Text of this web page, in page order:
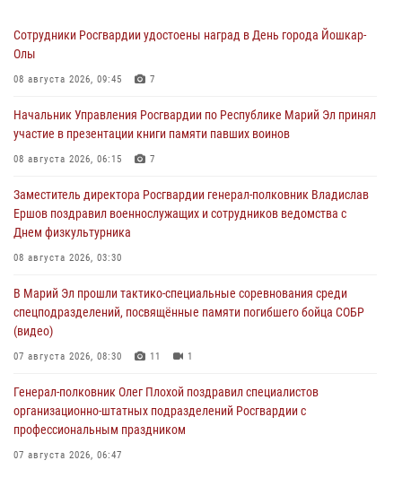
Сотрудники Росгвардии удостоены наград в День города Йошкар-
Олы
08 августа 2026, 09:45 7
Начальник Управления Росгвардии по Республике Марий Эл принял
участие в презентации книги памяти павших воинов
08 августа 2026, 06:15 7
Заместитель директора Росгвардии генерал-полковник Владислав
Ершов поздравил военнослужащих и сотрудников ведомства с
Днем физкультурника
08 августа 2026, 03:30
В Марий Эл прошли тактико-специальные соревнования среди
спецподразделений, посвящённые памяти погибшего бойца СОБР
(видео)
07 августа 2026, 08:30 11 1
Генерал-полковник Олег Плохой поздравил специалистов
организационно-штатных подразделений Росгвардии с
профессиональным праздником
07 августа 2026, 06:47